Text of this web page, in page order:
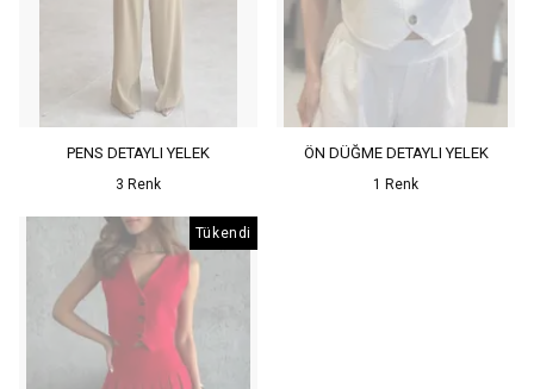
PENS DETAYLI YELEK
3 Renk
ÖN DÜĞME DETAYLI YELEK
1 Renk
Tükendi